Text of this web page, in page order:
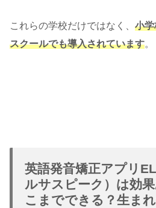
これらの学校だけではなく、 小
スクールでも導入されています。
英語発音矯正アプリ
ルサスピーク）は効
こまでできる？生ま